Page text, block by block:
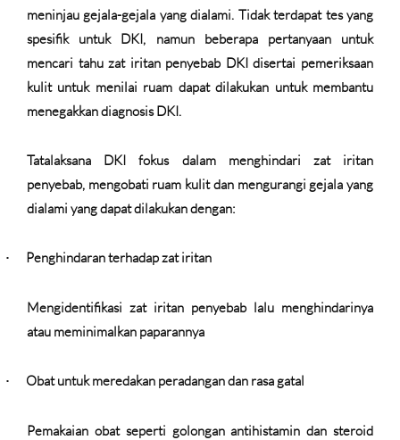
meninjau gejala-gejala yang dialami. Tidak terdapat tes yang
spesifik untuk DKI, namun beberapa pertanyaan untuk
mencari tahu zat iritan penyebab DKI disertai pemeriksaan
kulit untuk menilai ruam dapat dilakukan untuk membantu
menegakkan diagnosis DKI.
Tatalaksana DKI fokus dalam menghindari zat iritan
penyebab, mengobati ruam kulit dan mengurangi gejala yang
dialami yang dapat dilakukan dengan:
· Penghindaran terhadap zat iritan
Mengidentifikasi zat iritan penyebab lalu menghindarinya
atau meminimalkan paparannya
· Obat untuk meredakan peradangan dan rasa gatal
Pemakaian obat seperti golongan antihistamin dan steroid